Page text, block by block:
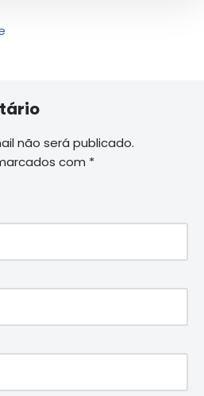
não será publicado.
com *